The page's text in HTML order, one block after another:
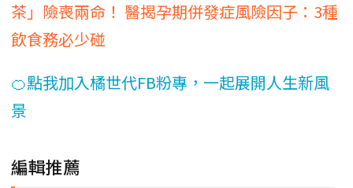
茶」險喪兩命！ 醫揭孕期併發症風險因子：3種
飲食務必少碰
🍊點我加入橘世代FB粉專，一起展開人生新風
景
編輯推薦